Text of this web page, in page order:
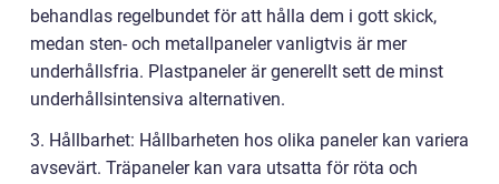
behandlas regelbundet för att hålla dem i gott skick,
medan sten- och metallpaneler vanligtvis är mer
underhållsfria. Plastpaneler är generellt sett de minst
underhållsintensiva alternativen.
3. Hållbarhet: Hållbarheten hos olika paneler kan variera
avsevärt. Träpaneler kan vara utsatta för röta och